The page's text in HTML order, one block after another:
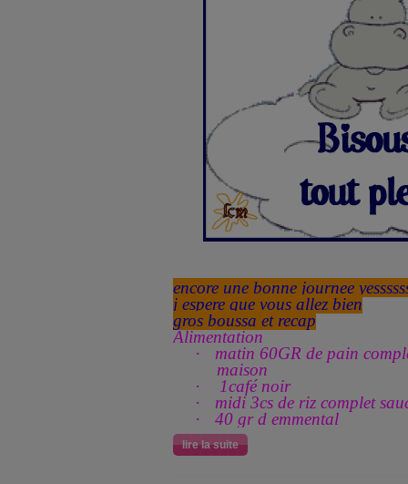
encore une bonne journee
j espere que vous allez bien
gros boussa et recap
Alimentation
·
matin 60GR de pain
maison
·
1café noir
·
midi 3cs de riz complet
·
40 gr d emmental
lire la suite